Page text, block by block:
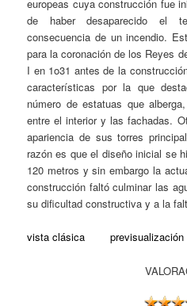
europeas cuya construcción fue
de haber desaparecido el
consecuencia de un incendio.
para la coronación de los Reyes
I en 1o31 antes de la
características por la que
número de estatuas que
entre el interior y las fachadas.
apariencia de sus torres
razón es que el diseño inicial se
120 metros y sin embargo la
construcción faltó culminar las
su dificultad constructiva y a la
vista clásica previsualización